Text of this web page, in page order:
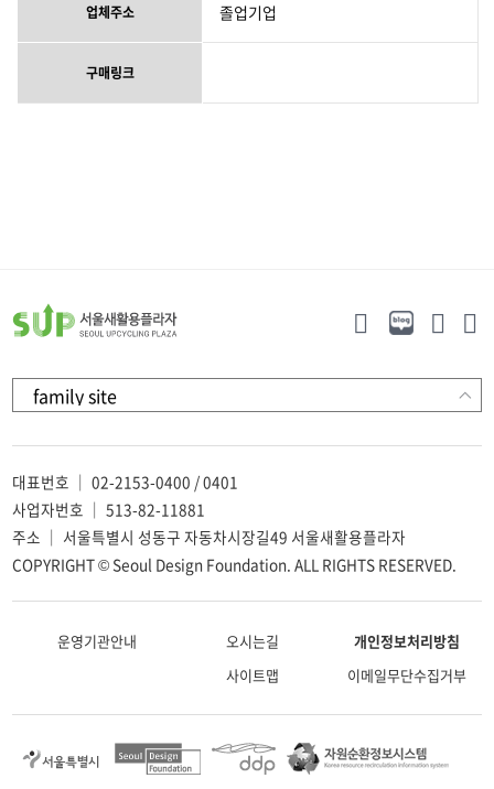
업체주소 졸업기업
구매링크
대표번호 ｜ 02-2153-0400 / 0401
사업자번호 ｜ 513-82-11881
주소 ｜ 서울특별시 성동구 자동차시장길49 서울새활용플라자
COPYRIGHT © Seoul Design Foundation. ALL RIGHTS RESERVED.
운영기관안내 오시는길
개인정보처리방침
사이트맵
이메일무단수집거부